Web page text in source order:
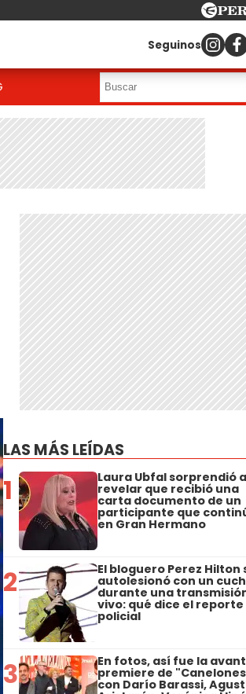
Seguinos
LAS MÁS LEÍDAS
1 Laura Ubfal sorprendió
revelar que recibió una
carta documento de un
participante que
en Gran Hermano
2 El bloguero Perez Hilton
autolesionó con un
durante una
vivo: qué dice el reporte
policial
3 En fotos, así fue la avant
premiere de
con Darío Barassi,